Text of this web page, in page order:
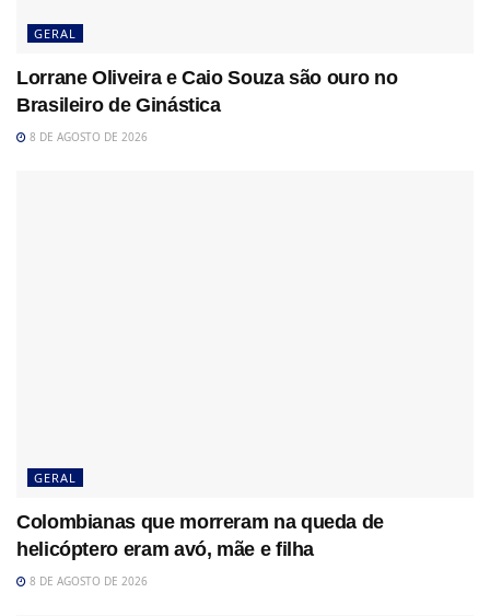
GERAL
Lorrane Oliveira e Caio Souza são ouro no
Brasileiro de Ginástica
8 DE AGOSTO DE 2026
GERAL
Colombianas que morreram na queda de
helicóptero eram avó, mãe e filha
8 DE AGOSTO DE 2026